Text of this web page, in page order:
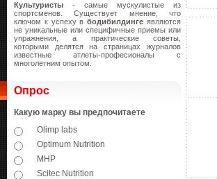
Культуристы - самые мускулистые из
спортсменов. Существует мнение, что
ключом к успеху вбодибилдинге являются
не уникальные или специфичные приемы или
упражнения, а практические советы,
которыми делятся на страницах журналов
известные атлеты-професионалы с
многолетним опытом.
Опрос
Какую марку вы предпочитаете
Olimp labs
Optimum Nutrition
MHP
Scitec Nutrition